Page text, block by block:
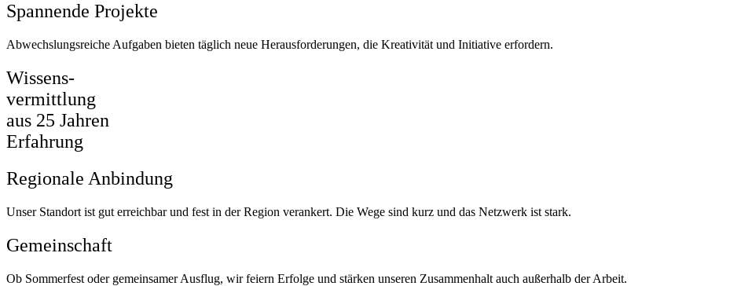
Spannende Projekte
Abwechslungsreiche Aufgaben bieten täglich neue Herausforderungen, die Kreativität und Initiative erfordern.
Wissens-
vermittlung
aus 25 Jahren
Erfahrung
Regionale Anbindung
Unser Standort ist gut erreichbar und fest in der Region verankert. Die Wege sind kurz und das Netzwerk ist stark.
Gemeinschaft
Ob Sommerfest oder gemeinsamer Ausflug, wir feiern Erfolge und stärken unseren Zusammenhalt auch außerhalb der Arbeit.